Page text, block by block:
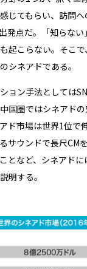
じてもらい、訪問へ
発点だ。「知らな
起こらない。そこ
シネアドである。
ョン手法としては
国圏ではシネアド
ド市場は世界1位で
サウンドで長尺CM
となど、シネアド
明する。